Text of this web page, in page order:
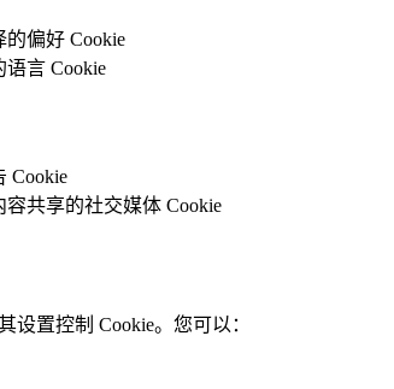
偏好 Cookie
言 Cookie
Cookie
共享的社交媒体 Cookie
设置控制 Cookie。您可以：